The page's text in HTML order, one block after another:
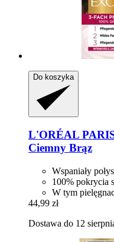
Do koszyka
L'ORÉAL
Ciemny Brąz
Wspaniały
100% pokrycia
W tym
44,99 zł
Dostawa do 12